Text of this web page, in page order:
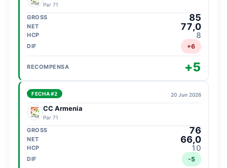
Par 71
85
77,0
8
+6
+5
FECHA #2 20 Jun 2026
CC Armenia
Par 71
76
66,0
10
-5